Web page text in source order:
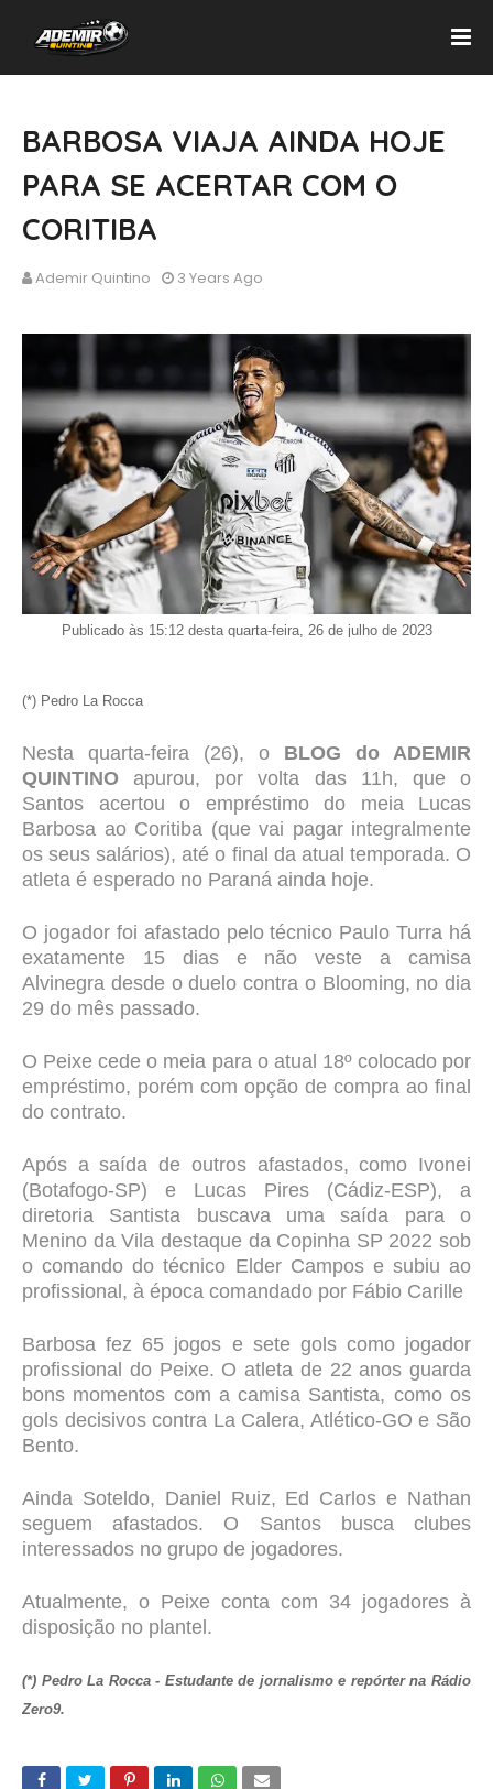
BARBOSA VIAJA AINDA HOJE
PARA SE ACERTAR COM O
CORITIBA
Ademir Quintino 3 Years Ago
Publicado às 15:12 desta quarta-feira, 26 de julho de 2023
(*) Pedro La Rocca
Nesta quarta-feira (26), o BLOG do ADEMIR
QUINTINO apurou, por volta das 11h, que o
Santos acertou o empréstimo do meia Lucas
Barbosa ao Coritiba (que vai pagar integralmente
os seus salários), até o final da atual temporada. O
atleta é esperado no Paraná ainda hoje.
O jogador foi afastado pelo técnico Paulo Turra há
exatamente 15 dias e não veste a camisa
Alvinegra desde o duelo contra o Blooming, no dia
29 do mês passado.
O Peixe cede o meia para o atual 18º colocado por
empréstimo, porém com opção de compra ao final
do contrato.
Após a saída de outros afastados, como Ivonei
(Botafogo-SP) e Lucas Pires (Cádiz-ESP), a
diretoria Santista buscava uma saída para o
Menino da Vila destaque da Copinha SP 2022 sob
o comando do técnico Elder Campos e subiu ao
profissional, à época comandado por Fábio Carille
Barbosa fez 65 jogos e sete gols como jogador
profissional do Peixe. O atleta de 22 anos guarda
bons momentos com a camisa Santista, como os
gols decisivos contra La Calera, Atlético-GO e São
Bento.
Ainda Soteldo, Daniel Ruiz, Ed Carlos e Nathan
seguem afastados. O Santos busca clubes
interessados no grupo de jogadores.
Atualmente, o Peixe conta com 34 jogadores à
disposição no plantel.
(*) Pedro La Rocca - Estudante de jornalismo e repórter na Rádio
Zero9.